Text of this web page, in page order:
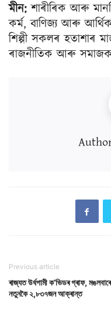
মীন: শাৰীৰিক আৰু
কর্ম, বাণিজ্য আৰু আর্থিক
শিল্পী সকলৰ হতাশাৰ
ৰাজনীতিক আৰু
Previous article
ৰাজ্যত উৰ্ধগামী ক’ভিডৰ গ্ৰাফ, মঙলবাৰে
নতুনকৈ ২,৮৩৭জন আক্ৰান্ত